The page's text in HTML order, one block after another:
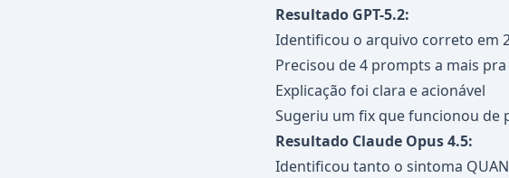
Resultado GPT-5.2:
Identificou o arquivo correto em
Precisou de 4 prompts a mais
Explicação foi clara e acionável
Sugeriu um fix que funcionou de
Resultado Claude Opus 4.5:
Identificou tanto o sintoma